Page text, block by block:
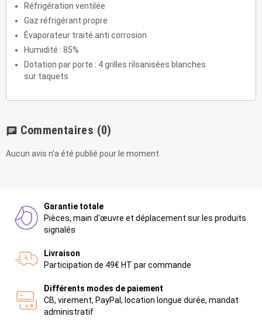
Réfrigération ventilée
Gaz réfrigérant propre
Évaporateur traité anti corrosion
Humidité : 85%
Dotation par porte : 4 grilles rilsanisées blanches
sur taquets
chat Commentaires (0)
Aucun avis n'a été publié pour le moment.
Garantie totale
Pièces, main d'œuvre et déplacement sur les produits
signalés
Livraison
Participation de 49€ HT par commande
Différents modes de paiement
CB, virement, PayPal, location longue durée, mandat
administratif